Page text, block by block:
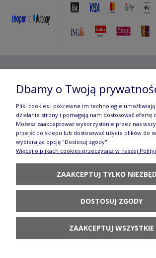
Jerozolimskie 49, 00-696 Warszawa | e-
manufaktura.com|
Wszelkie prawa zastrzeżone. Fotografie oraz
na stronie stanowią własność autora,
rozpowszechnianie bez zgody autora
Te treści objęte są prawem autorskim, a
być negatywne w skutkach. Jeżeli chcesz
nas.
Dbamy o Twoją
Pliki cookies i pokrewne im technologie
działanie strony i pomagają nam dostosować ofertę
Możesz zaakceptować wykorzystanie przez nas
przejść do sklepu lub dostosować użycie plików do
wybierając opcję "Dostosuj zgody".
Więcej o plikach cookies przeczytasz w naszej
ZAAKCEPTUJ TYLKO
DOSTOSUJ ZGODY
ZAAKCEPTUJ WSZYSTKIE